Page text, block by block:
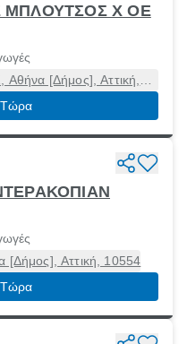
ΜΠΛΟΥΤΣΟΣ Χ ΟΕ
[Δήμος], Αττική,
Τώρα
Αττική, 10554
Τώρα